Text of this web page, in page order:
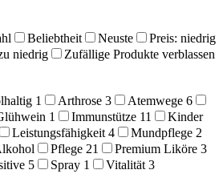
Beliebtheit Neuste
Preis: niedrig
niedrig
Zufällige Produkte verblassen
1 Arthrose 3 Atemwege 6
1 Immunstütze 11
Kinder
Leistungsfähigkeit 4 Mundpflege 2
Pflege 21 Premium Liköre 3
5 Spray 1 Vitalität 3